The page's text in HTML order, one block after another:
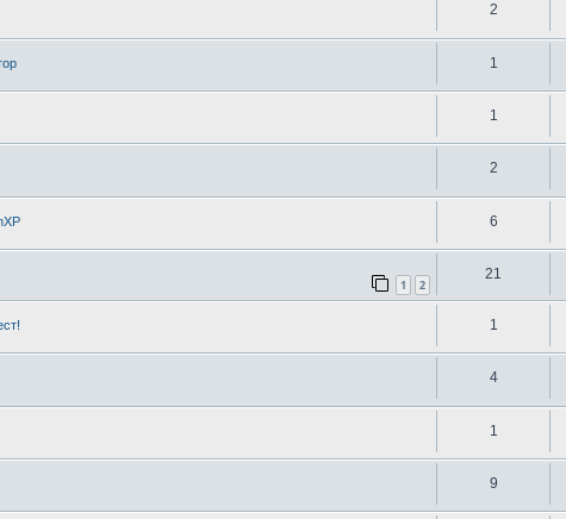
2
1
1
2
6
1 2
21
1
4
1
9